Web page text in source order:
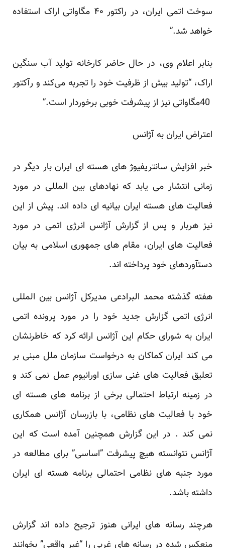
سوخت اتمی ایران، ‏در راکتور ۴۰ مگاواتی اراک استفاده
خواهد شد‏‎.‎‏”‏
بنابر اعلام وی، در حال حاضر کارخانه تولید آب سنگین
اراک، “تولید بیش از ظرفیت خود را تجربه می‌کند و رآکتور
خبر افزایش سانتریفیوژ های هسته ای ایران بار دیگر در
زمانی انتشار می یابد که نهادهای بین المللی در مورد
فعالیت ‏های هسته ایران بیانیه ای داده اند. پیش از این
نیز هربار و پس از گزارش آژانس انرژی اتمی در مورد
فعالیت های ‏ایران، مقام های جمهوری اسلامی به بیان
دستآوردهای خود پرداخته اند. ‏
هفته گذشته محمد البرادعی مدیرکل آژانس بین المللی
انرژی اتمی گزارش جدید خود را در مورد پرونده اتمی
ایران به ‏شورای حکام این آژانس ارائه کرد که خاطرنشان
می کند ایران کماکان به درخواست سازمان ملل مبنی بر
تعلیق فعالیت ‏های غنی سازی اورانیوم عمل نمی کند و
در زمینه ارتباط احتمالی برخی از برنامه های هسته ای
خود با فعالیت های ‏نظامی، با بازرسان آژانس همکاری
نمی کند‏‎. ‎‏ در این گزارش همچنین آمده است که این
آژانس نتوانسته هیچ پیشرفت ‏‏”اساسی” برای مطالعه در
مورد جنبه های نظامی احتمالی برنامه هسته ای ایران
داشته باشد‎.‎
هرچند رسانه های ایرانی هنوز ترجیح داده اند گزارش
منعکس شده در رسانه های غربی را “غیر واقعی” بخوانند